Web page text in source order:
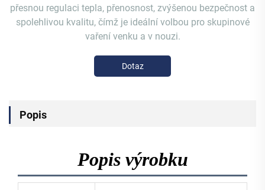
přesnou regulaci tepla, přenosnost, zvýšenou bezpečnost a
spolehlivou kvalitu, čímž je ideální volbou pro skupinové
vaření venku a v nouzi.
Dotaz
Popis
Popis výrobku